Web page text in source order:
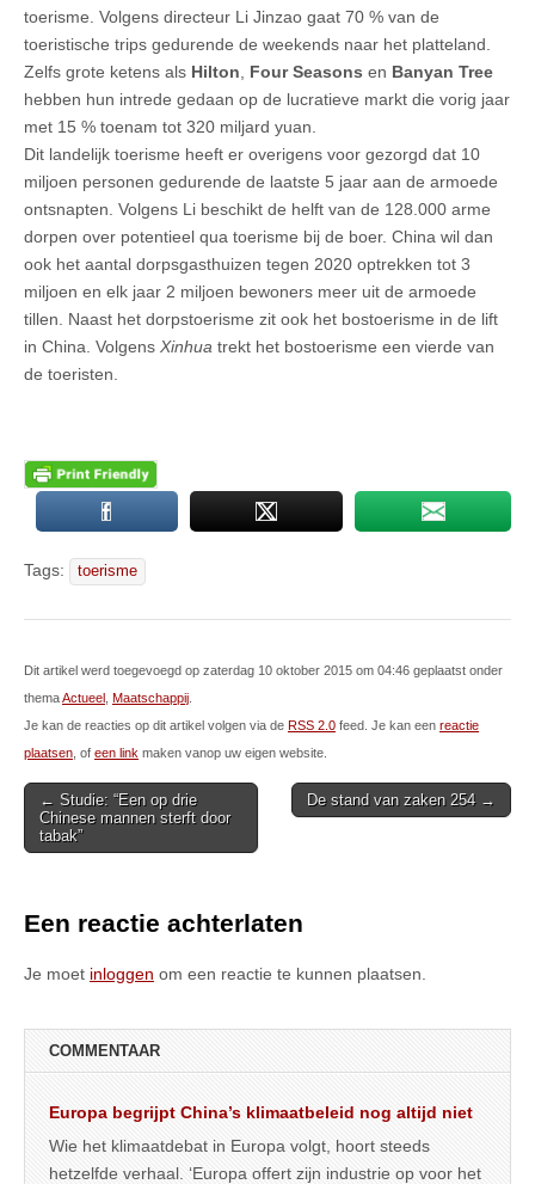
toerisme. Volgens directeur Li Jinzao gaat 70 % van de
toeristische trips gedurende de weekends naar het platteland.
Zelfs grote ketens als Hilton Four Seasons en Banyan Tree
hebben hun intrede gedaan op de lucratieve markt die vorig jaar
met 15 % toenam tot 320 miljard yuan.
Dit landelijk toerisme heeft er overigens voor gezorgd dat 10
miljoen personen gedurende de laatste 5 jaar aan de armoede
ontsnapten. Volgens Li beschikt de helft van de 128.000 arme
dorpen over potentieel qua toerisme bij de boer. China wil dan
ook het aantal dorpsgasthuizen tegen 2020 optrekken tot 3
miljoen en elk jaar 2 miljoen bewoners meer uit de armoede
tillen. Naast het dorpstoerisme zit ook het bostoerisme in de lift
in China. Volgens Xinhua trekt het bostoerisme een vierde van
de toeristen.
Tags: toerisme
Dit artikel werd toegevoegd op zaterdag 10 oktober 2015 om 04:46 geplaatst onder
themaActueel Maatschappij
Je kan de reacties op dit artikel volgen via de RSS 2.0 feed. Je kan een reactie
plaatsen , of een link maken vanop uw eigen website.
Post
navigation
← Studie: “Een op drie
Chinese mannen sterft door
tabak”
De stand van zaken 254 →
Een reactie achterlaten
Je moet inloggen om een reactie te kunnen plaatsen.
COMMENTAAR
Europa begrijpt China’s klimaatbeleid nog altijd niet
Wie het klimaatdebat in Europa volgt, hoort steeds
hetzelfde verhaal. ‘Europa offert zijn industrie op voor het